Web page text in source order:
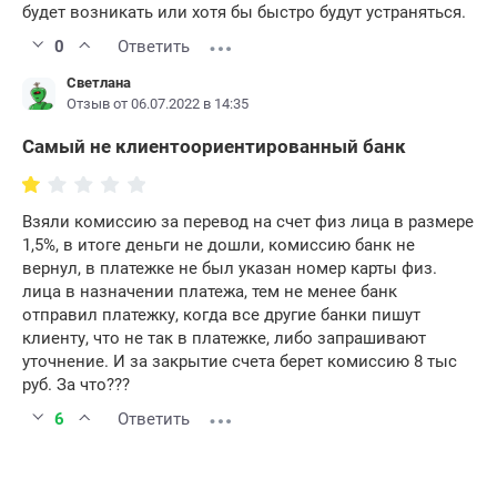
будет возникать или хотя бы быстро будут устраняться.
0
Ответить
Светлана
Отзыв от 06.07.2022 в 14:35
Самый не клиентоориентированный банк
Взяли комиссию за перевод на счет физ лица в размере
1,5%, в итоге деньги не дошли, комиссию банк не
вернул, в платежке не был указан номер карты физ.
лица в назначении платежа, тем не менее банк
отправил платежку, когда все другие банки пишут
клиенту, что не так в платежке, либо запрашивают
уточнение. И за закрытие счета берет комиссию 8 тыс
руб. За что???
6
Ответить